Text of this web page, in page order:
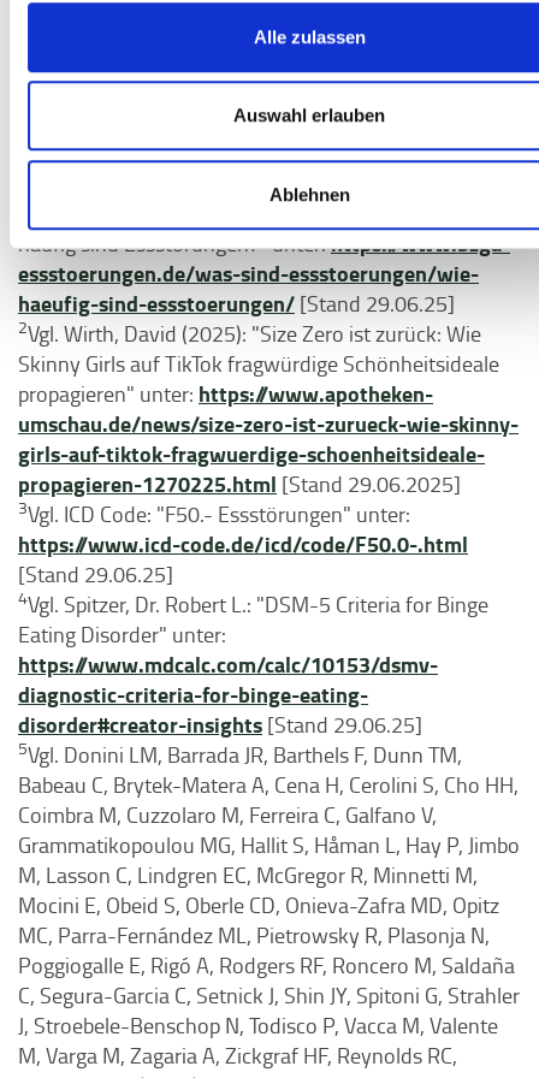
Alle zulassen
Auswahl erlauben
Ablehnen
Quellen:
häufig sind Essstörungen?" unter:https://www.bzga-
essstoerungen.de/was-sind-essstoerungen/wie-
haeufig-sind-essstoerungen/ [Stand 29.06.25]
2Vgl. Wirth, David (2025): "Size Zero ist zurück: Wie
Skinny Girls auf TikTok fragwürdige Schönheitsideale
propagieren" unter: https://www.apotheken-
umschau.de/news/size-zero-ist-zurueck-wie-skinny-
girls-auf-tiktok-fragwuerdige-schoenheitsideale-
propagieren-1270225.html [Stand 29.06.2025]
3Vgl. ICD Code: "F50.- Essstörungen" unter:
https://www.icd-code.de/icd/code/F50.0-.html
[Stand 29.06.25]
4Vgl. Spitzer, Dr. Robert L.: "DSM-5 Criteria for Binge
Eating Disorder" unter:
https://www.mdcalc.com/calc/10153/dsmv-
diagnostic-criteria-for-binge-eating-
disorder#creator-insights [Stand 29.06.25]
5Vgl. Donini LM, Barrada JR, Barthels F, Dunn TM,
Babeau C, Brytek-Matera A, Cena H, Cerolini S, Cho HH,
Coimbra M, Cuzzolaro M, Ferreira C, Galfano V,
Grammatikopoulou MG, Hallit S, Håman L, Hay P, Jimbo
M, Lasson C, Lindgren EC, McGregor R, Minnetti M,
Mocini E, Obeid S, Oberle CD, Onieva-Zafra MD, Opitz
MC, Parra-Fernández ML, Pietrowsky R, Plasonja N,
Poggiogalle E, Rigó A, Rodgers RF, Roncero M, Saldaña
C, Segura-Garcia C, Setnick J, Shin JY, Spitoni G, Strahler
J, Stroebele-Benschop N, Todisco P, Vacca M, Valente
M, Varga M, Zagaria A, Zickgraf HF, Reynolds RC,